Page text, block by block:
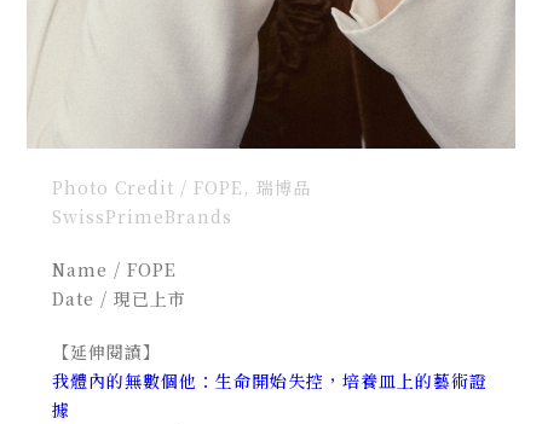
Photo Credit / FOPE, 瑞博品
SwissPrimeBrands
Name / FOPE
Date / 現已上市
【延伸閱讀】
我體內的無數個他：生命開始失控，培養皿上的藝術證
據